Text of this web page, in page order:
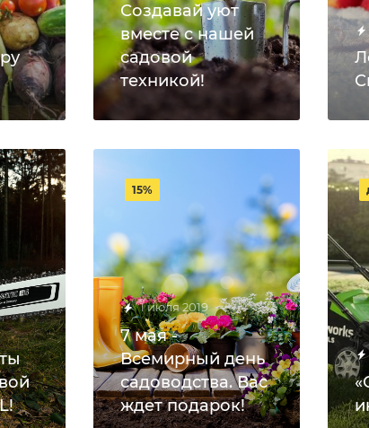
Создавай уют
вместе с нашей
садовой
техникой!
1 июля 2019
7 мая -
Всемирный день
садоводства. Вас
ждет подарок!
15%